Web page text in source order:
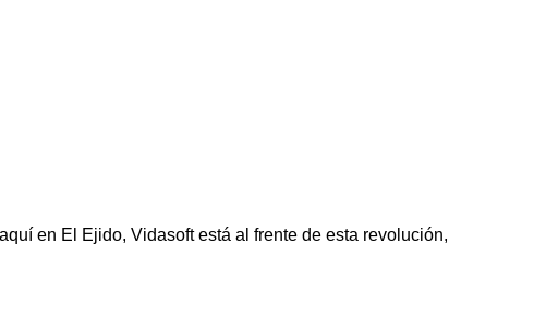
en El Ejido, Vidasoft está al frente de esta revolución,